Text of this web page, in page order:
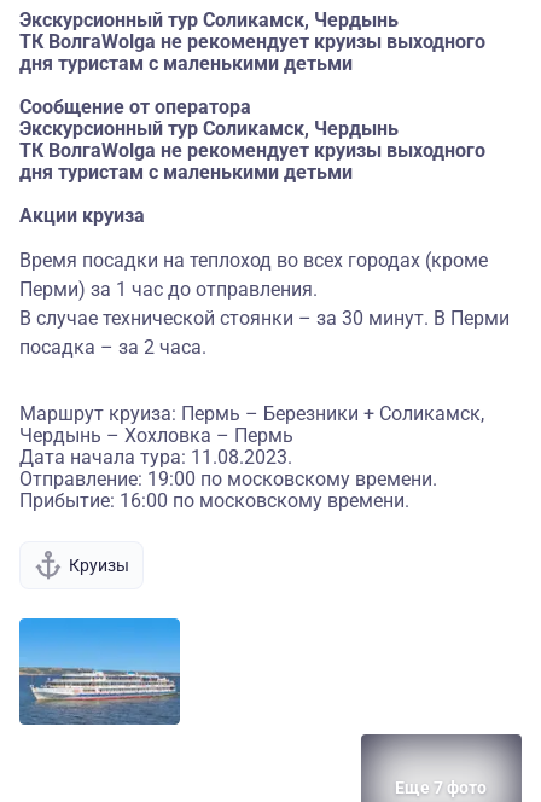
Экскурсионный тур Соликамск, Чердынь
ТК ВолгаWolga не рекомендует круизы выходного
дня туристам с маленькими детьми
Сообщение от оператора
Экскурсионный тур Соликамск, Чердынь
ТК ВолгаWolga не рекомендует круизы выходного
дня туристам с маленькими детьми
Акции круиза
Время посадки на теплоход во всех городах (кроме
Перми) за 1 час до отправления.
В случае технической стоянки – за 30 минут. В Перми
посадка – за 2 часа.
Маршрут круиза: Пермь – Березники + Соликамск,
Чердынь – Хохловка – Пермь
Дата начала тура: 11.08.2023.
Отправление: 19:00 по московскому времени.
Прибытие: 16:00 по московскому времени.
Круизы
Еще 7 фото